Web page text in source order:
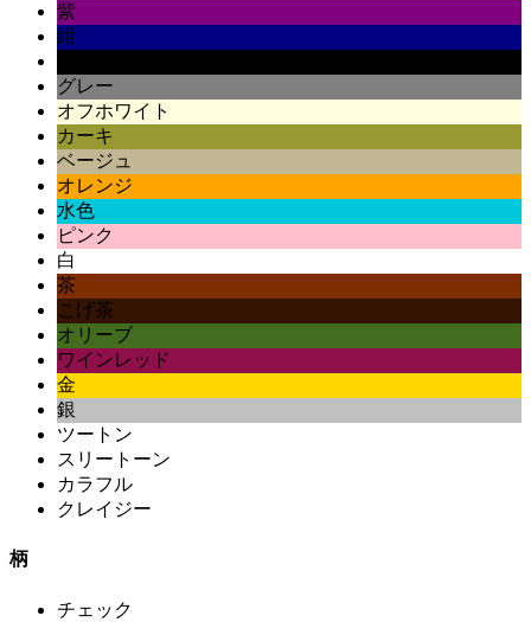
紫
紺
グレー
オフホワイト
カーキ
ベージュ
オレンジ
水色
ピンク
白
茶
こげ茶
オリーブ
ワインレッド
金
銀
ツートン
スリートーン
カラフル
クレイジー
柄
チェック